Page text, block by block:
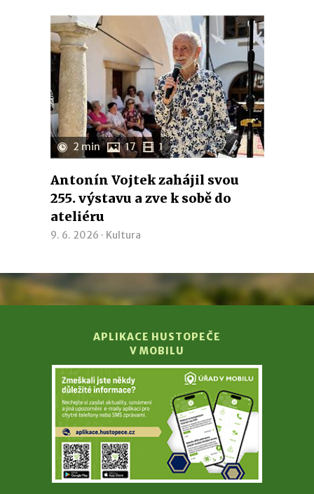
2 min 17 1
Antonín Vojtek zahájil svou
255. výstavu a zve k sobě do
ateliéru
9. 6. 2026 · Kultura
APLIKACE HUSTOPEČE
V MOBILU